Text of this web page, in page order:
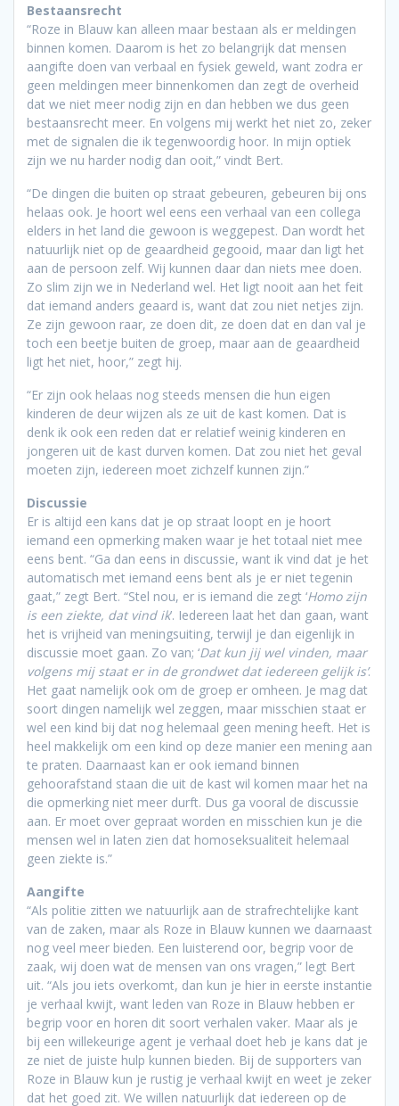
Bestaansrecht
“Roze in Blauw kan alleen maar bestaan als er meldingen
binnen komen. Daarom is het zo belangrijk dat mensen
aangifte doen van verbaal en fysiek geweld, want zodra er
geen meldingen meer binnenkomen dan zegt de overheid
dat we niet meer nodig zijn en dan hebben we dus geen
bestaansrecht meer. En volgens mij werkt het niet zo, zeker
met de signalen die ik tegenwoordig hoor. In mijn optiek
zijn we nu harder nodig dan ooit,” vindt Bert.
“De dingen die buiten op straat gebeuren, gebeuren bij ons
helaas ook. Je hoort wel eens een verhaal van een collega
elders in het land die gewoon is weggepest. Dan wordt het
natuurlijk niet op de geaardheid gegooid, maar dan ligt het
aan de persoon zelf. Wij kunnen daar dan niets mee doen.
Zo slim zijn we in Nederland wel. Het ligt nooit aan het feit
dat iemand anders geaard is, want dat zou niet netjes zijn.
Ze zijn gewoon raar, ze doen dit, ze doen dat en dan val je
toch een beetje buiten de groep, maar aan de geaardheid
ligt het niet, hoor,” zegt hij.
“Er zijn ook helaas nog steeds mensen die hun eigen
kinderen de deur wijzen als ze uit de kast komen. Dat is
denk ik ook een reden dat er relatief weinig kinderen en
jongeren uit de kast durven komen. Dat zou niet het geval
moeten zijn, iedereen moet zichzelf kunnen zijn.”
Discussie
Er is altijd een kans dat je op straat loopt en je hoort
iemand een opmerking maken waar je het totaal niet mee
eens bent. “Ga dan eens in discussie, want ik vind dat je het
automatisch met iemand eens bent als je er niet tegenin
gaat,” zegt Bert. “Stel nou, er is iemand die zegt ‘Homo zijn
is een ziekte, dat vind ik’. Iedereen laat het dan gaan, want
het is vrijheid van meningsuiting, terwijl je dan eigenlijk in
discussie moet gaan. Zo van; ‘Dat kun jij wel vinden, maar
volgens mij staat er in de grondwet dat iedereen gelijk is’.
Het gaat namelijk ook om de groep er omheen. Je mag dat
soort dingen namelijk wel zeggen, maar misschien staat er
wel een kind bij dat nog helemaal geen mening heeft. Het is
heel makkelijk om een kind op deze manier een mening aan
te praten. Daarnaast kan er ook iemand binnen
gehoorafstand staan die uit de kast wil komen maar het na
die opmerking niet meer durft. Dus ga vooral de discussie
aan. Er moet over gepraat worden en misschien kun je die
mensen wel in laten zien dat homoseksualiteit helemaal
geen ziekte is.”
Aangifte
“Als politie zitten we natuurlijk aan de strafrechtelijke kant
van de zaken, maar als Roze in Blauw kunnen we daarnaast
nog veel meer bieden. Een luisterend oor, begrip voor de
zaak, wij doen wat de mensen van ons vragen,” legt Bert
uit. “Als jou iets overkomt, dan kun je hier in eerste instantie
je verhaal kwijt, want leden van Roze in Blauw hebben er
begrip voor en horen dit soort verhalen vaker. Maar als je
bij een willekeurige agent je verhaal doet heb je kans dat je
ze niet de juiste hulp kunnen bieden. Bij de supporters van
Roze in Blauw kun je rustig je verhaal kwijt en weet je zeker
dat het goed zit. We willen natuurlijk dat iedereen op de